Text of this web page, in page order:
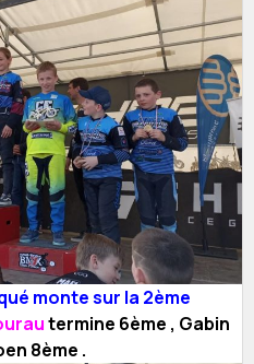
monte sur la 2ème
termine 6ème , Gabin
8ème .